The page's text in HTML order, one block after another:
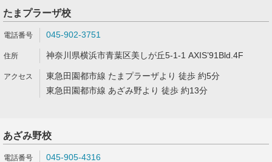
たまプラーザ校
045-902-3751
神奈川県横浜市青葉区美しが丘5-1-1 AXIS’91Bld.4F
東急田園都市線 たまプラーザより 徒歩 約5分
東急田園都市線 あざみ野より 徒歩 約13分
あざみ野校
045-905-4316